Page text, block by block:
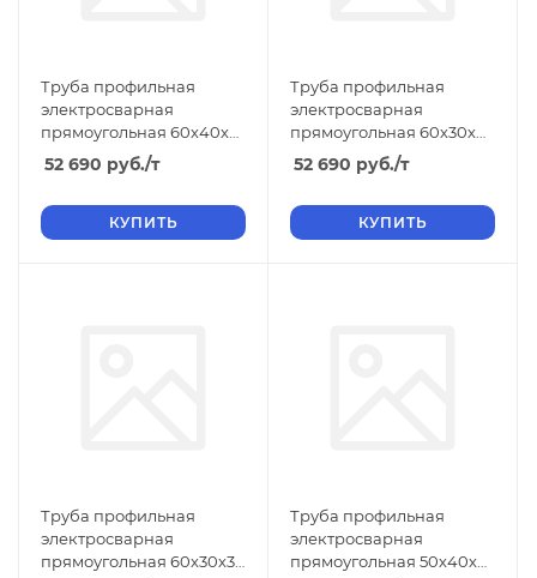
Труба профильная
электросварная
прямоугольная 60х40х3
6м ТУ, длина 6 м, размер
b 40 3.00
52 690 руб./т
КУПИТЬ
Труба профильная
электросварная
прямоугольная 60х30х4
ТУ, длина 6 м, размер b
52 690 руб./т
КУПИТЬ
Труба профильная
электросварная
прямоугольная 60х30х3
Труба профильная
электросварная
прямоугольная 50х40х4